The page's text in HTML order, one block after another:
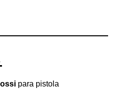
para pistola